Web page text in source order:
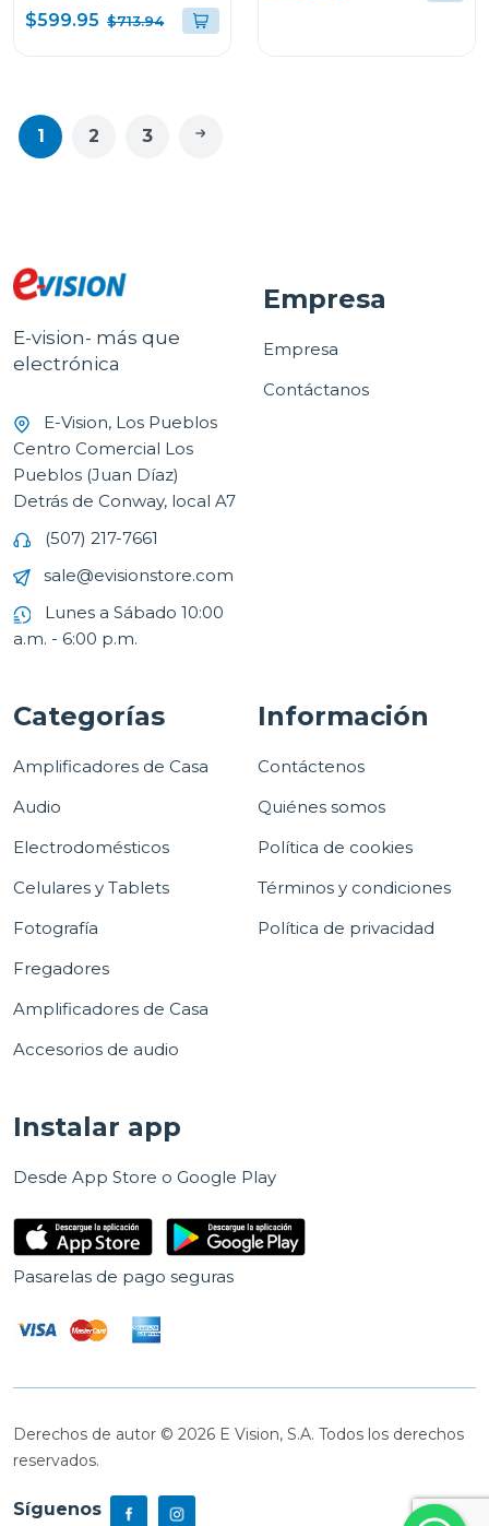
$599.95 $713.94
1 2 3
E-vision- más que
electrónica
E-Vision, Los Pueblos
Centro Comercial Los
Pueblos (Juan Díaz)
Detrás de Conway, local A7
(507) 217-7661
sale@evisionstore.com
Lunes a Sábado 10:00
a.m. - 6:00 p.m.
Empresa
Empresa
Contáctanos
Categorías
Amplificadores de Casa
Audio
Electrodomésticos
Celulares y Tablets
Fotografía
Fregadores
Amplificadores de Casa
Accesorios de audio
Información
Contáctenos
Quiénes somos
Política de cookies
Términos y condiciones
Política de privacidad
Instalar app
Desde App Store o Google Play
Pasarelas de pago seguras
Derechos de autor © 2026 E Vision, S.A. Todos los derechos
reservados.
Síguenos